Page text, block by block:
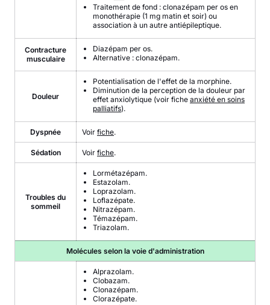
Traitement de fond : clonazépam per os en
monothérapie (1 mg matin et soir) ou
association à un autre antiépileptique.
Contracture
musculaire
Diazépam per os.
Alternative : clonazépam.
Douleur
Potentialisation de l'effet de la morphine.
Diminution de la perception de la douleur par
effet anxiolytique (voir fiche anxiété en soins
palliatifs).
Dyspnée Voir fiche.
Sédation Voir fiche.
Troubles du
sommeil
Lormétazépam.
Estazolam.
Loprazolam.
Loflazépate.
Nitrazépam.
Témazépam.
Triazolam.
Molécules selon la voie d'administration
Alprazolam.
Clobazam.
Clonazépam.
Clorazépate.